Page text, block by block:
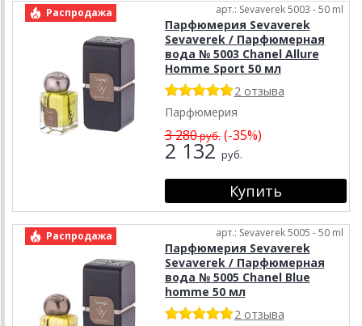
Распродажа арт.: Sevaverek 5003 - 50 ml
Парфюмерия Sevaverek
Sevaverek / Парфюмерная
вода № 5003 Chanel Allure
Homme Sport 50 мл
2 отзыва
Парфюмерия
3 280руб.(-35%)
2 132 руб.
Распродажа арт.: Sevaverek 5005 - 50 ml
Парфюмерия Sevaverek
Sevaverek / Парфюмерная
вода № 5005 Chanel Blue
homme 50 мл
2 отзыва